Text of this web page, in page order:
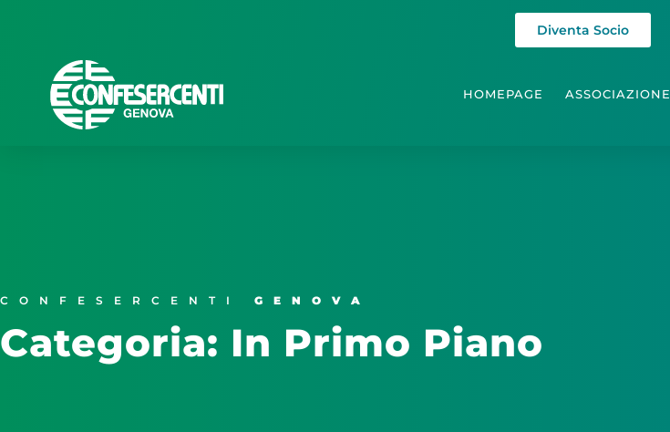
Diventa Socio
HOMEPAGE ASSOCIAZIONE
CONFESERCENTI GENOVA
Categoria: In Primo Piano